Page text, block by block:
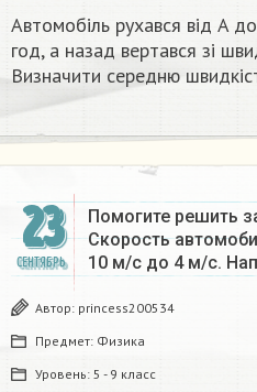
Автомобіль рухався від A
год, а назад вертався зі
Визначити середню
23
СЕНТЯБРЬ
Помогите решить
Скорость
10 м/с до 4 м/с.
Автор: princess200534
Предмет: Физика
Уровень: 5 - 9 класс